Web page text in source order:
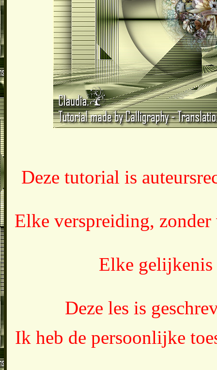
Deze tutorial is
Elke verspreiding,
Elke gelijkenis
Deze les is
Ik heb de persoonlijke